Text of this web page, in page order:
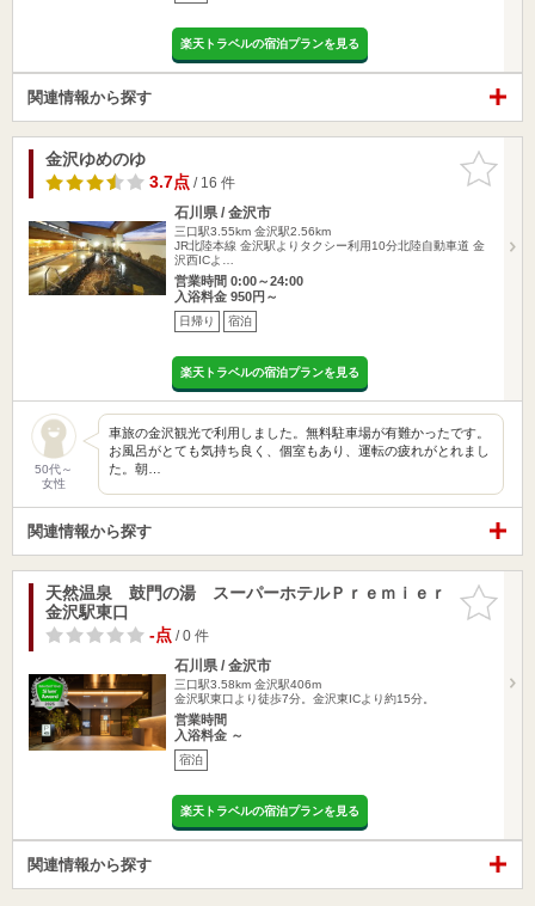
楽天トラベルの宿泊プランを見る
関連情報から探す
お気に入
りに追加
金沢ゆめのゆ
3.7点/ 16 件
石川県 / 金沢市
三口駅3.55km 金沢駅2.56km
JR北陸本線 金沢駅よりタクシー利用10分北陸自動車道 金
沢西ICよ…
営業時間 0:00～24:00
入浴料金 950円～
日帰り 宿泊
楽天トラベルの宿泊プランを見る
50代～
女性
車旅の金沢観光で利用しました。無料駐車場が有難かったです。
お風呂がとても気持ち良く、個室もあり、運転の疲れがとれまし
た。朝…
関連情報から探す
お気に入
りに追加
天然温泉 鼓門の湯 スーパーホテルＰｒｅｍｉｅｒ
金沢駅東口
-点/ 0 件
石川県 / 金沢市
三口駅3.58km 金沢駅406m
金沢駅東口より徒歩7分。金沢東ICより約15分。
営業時間
入浴料金 ～
宿泊
楽天トラベルの宿泊プランを見る
関連情報から探す